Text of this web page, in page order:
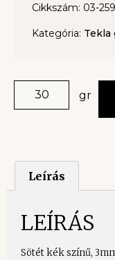
Cikkszám: 03-259
Kategória: Tekla
gr
Leírás
LEÍRÁS
Sötét kék színű,